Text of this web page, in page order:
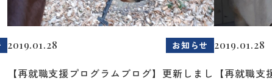
2019.01.28 お知らせ
【再就職支援プログラムブログ】更新しまし
2019.01.28
【再就職